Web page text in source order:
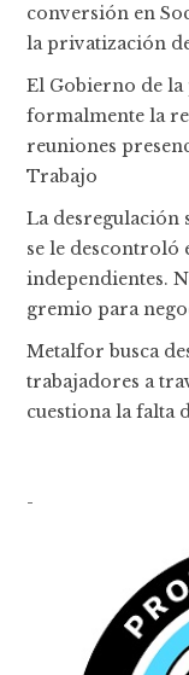
conversión en
la privatización
El Gobierno de
formalmente la
reuniones
Trabajo
La desregulación
se le descontroló
independientes.
gremio para
Metalfor busca
trabajadores a
cuestiona la falta
-